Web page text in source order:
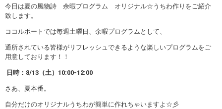
今日は夏の風物詩 余暇プログラム オリジナル☆うちわ作りをご紹介
致します。
ココルポートでは毎週土曜日、余暇プログラムとして、
通所されている皆様がリフレッシュできるような楽しいプログラムをご
用意しております！！
日時：8/13（土）10:00-12:00
さあ、夏本番。
自分だけのオリジナルうちわが簡単に作れちゃいますよ☆彡